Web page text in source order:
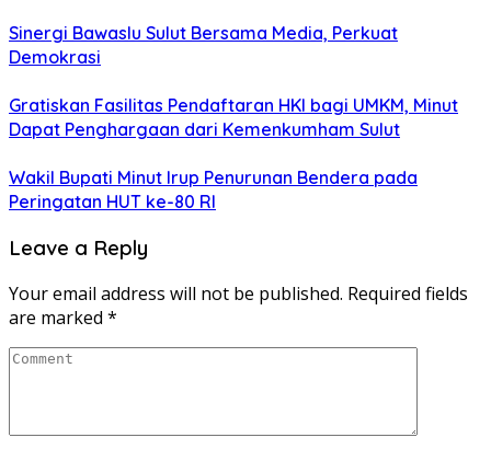
Sinergi Bawaslu Sulut Bersama Media, Perkuat
Demokrasi
Gratiskan Fasilitas Pendaftaran HKI bagi UMKM, Minut
Dapat Penghargaan dari Kemenkumham Sulut
Wakil Bupati Minut Irup Penurunan Bendera pada
Peringatan HUT ke-80 RI
Leave a Reply
Your email address will not be published. Required fields
are marked *